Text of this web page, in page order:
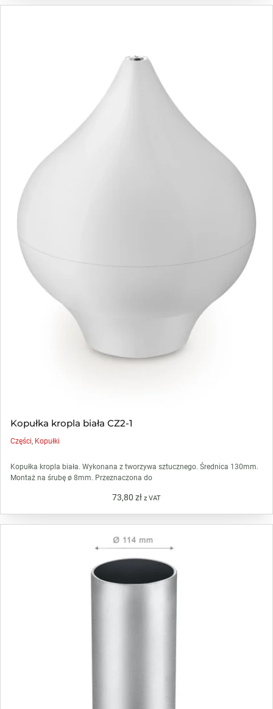
Kopułka kropla biała CZ2-1
Części, Kopułki
Kopułka kropla biała. Wykonana z tworzywa sztucznego. Średnica 130mm.
Montaż na śrubę ø 8mm. Przeznaczona do
73,80 zł z VAT